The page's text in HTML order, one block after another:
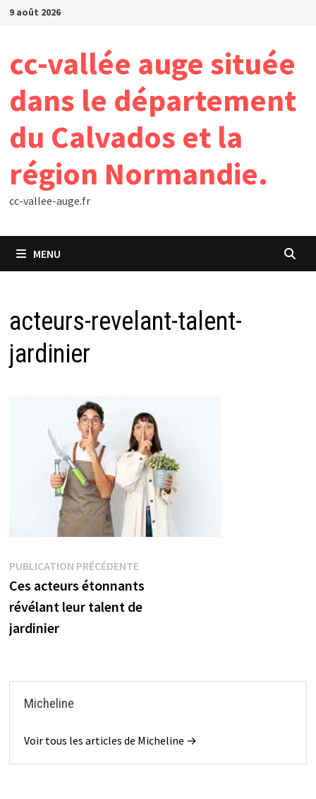
Passer
9 août 2026
cc-vallée auge située
dans le département
du Calvados et la
région Normandie.
cc-vallee-auge.fr
MENU
acteurs-revelant-talent-
jardinier
Navigation
de
l’article
PUBLICATION PRÉCÉDENTEPublication
précédente :
Ces acteurs étonnants
révélant leur talent de
jardinier
Micheline
Voir tous les articles de Micheline →